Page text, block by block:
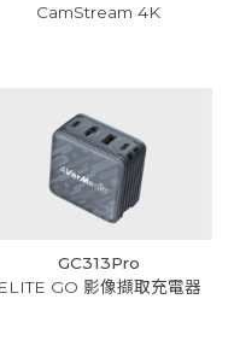
CamStream 4K
GC313Pro
ELITE GO 影像擷取充電器